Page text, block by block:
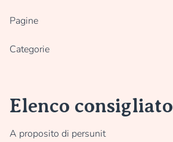
Pagine
Categorie
Elenco consigliato
A proposito di persunit